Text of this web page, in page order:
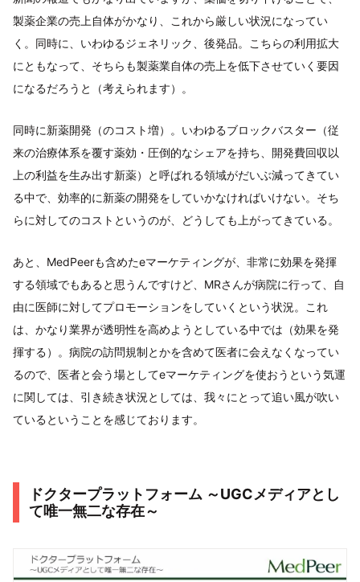
製薬企業の売上自体がかなり、これから厳しい状況になってい
く。同時に、いわゆるジェネリック、後発品。こちらの利用拡大
にともなって、そちらも製薬業自体の売上を低下させていく要因
になるだろうと（考えられます）。
同時に新薬開発（のコスト増）。いわゆるブロックバスター（従
来の治療体系を覆す薬効・圧倒的なシェアを持ち、開発費回収以
上の利益を生み出す新薬）と呼ばれる領域がだいぶ減ってきてい
る中で、効率的に新薬の開発をしていかなければいけない。そち
らに対してのコストというのが、どうしても上がってきている。
あと、MedPeerも含めたeマーケティングが、非常に効果を発揮
する領域でもあると思うんですけど、MRさんが病院に行って、自
由に医師に対してプロモーションをしていくという状況。これ
は、かなり業界が透明性を高めようとしている中では（効果を発
揮する）。病院の訪問規制とかを含めて医者に会えなくなってい
るので、医者と会う場としてeマーケティングを使おうという気運
に関しては、引き続き状況としては、我々にとって追い風が吹い
ているということを感じております。
ドクタープラットフォーム ～UGCメディアとし
て唯一無二な存在～